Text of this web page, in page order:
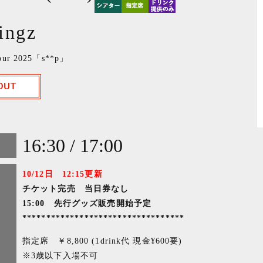
2025「s**p」
16:30 / 17:00
10/12日 12:15更新
チケット完売 当日券なし
15:00 先行グッズ販売開始予定
**********************************
指定席 ￥8,800 (1drink代 現金¥600要)
※3歳以下入場不可